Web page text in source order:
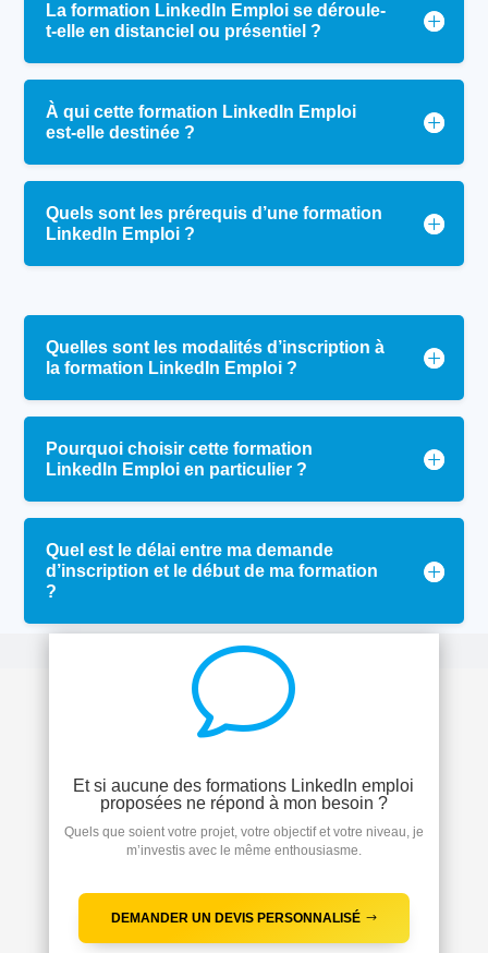
La formation LinkedIn Emploi se déroule-
t-elle en distanciel ou présentiel ?
À qui cette formation LinkedIn Emploi
est-elle destinée ?
Quels sont les prérequis d’une formation
LinkedIn Emploi ?
Quelles sont les modalités d’inscription à
la formation LinkedIn Emploi ?
Pourquoi choisir cette formation
LinkedIn Emploi en particulier ?
Quel est le délai entre ma demande
d’inscription et le début de ma formation
?
v
Et si aucune des formations LinkedIn emploi
proposées ne répond à mon besoin ?
Quels que soient votre projet, votre objectif et votre niveau, je
m’investis avec le même enthousiasme.
DEMANDER UN DEVIS PERSONNALISÉ